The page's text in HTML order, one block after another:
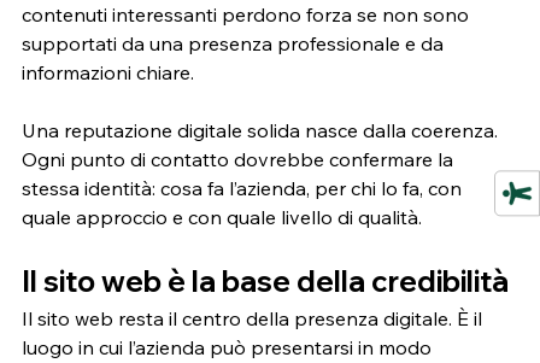
contenuti interessanti perdono forza se non sono
supportati da una presenza professionale e da
informazioni chiare.
Una reputazione digitale solida nasce dalla coerenza.
Ogni punto di contatto dovrebbe confermare la
stessa identità: cosa fa l’azienda, per chi lo fa, con
quale approccio e con quale livello di qualità.
Il sito web è la base della credibilità
Il sito web resta il centro della presenza digitale. È il
luogo in cui l’azienda può presentarsi in modo